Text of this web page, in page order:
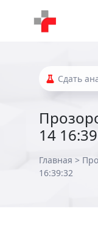
Сдать
14
Главная >
16:39:32